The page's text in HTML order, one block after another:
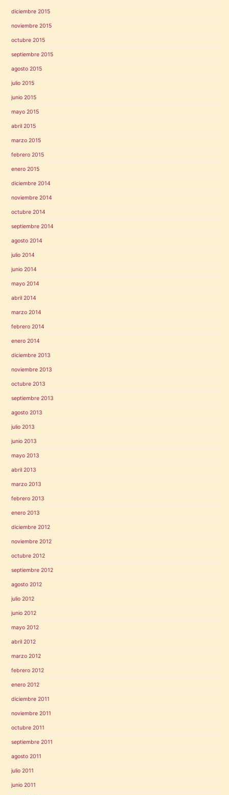
diciembre 2015
noviembre 2015
octubre 2015
septiembre 2015
agosto 2015
julio 2015
junio 2015
mayo 2015
abril 2015
marzo 2015
febrero 2015
enero 2015
diciembre 2014
noviembre 2014
octubre 2014
septiembre 2014
agosto 2014
julio 2014
junio 2014
mayo 2014
abril 2014
marzo 2014
febrero 2014
enero 2014
diciembre 2013
noviembre 2013
octubre 2013
septiembre 2013
agosto 2013
julio 2013
junio 2013
mayo 2013
abril 2013
marzo 2013
febrero 2013
enero 2013
diciembre 2012
noviembre 2012
octubre 2012
septiembre 2012
agosto 2012
julio 2012
junio 2012
mayo 2012
abril 2012
marzo 2012
febrero 2012
enero 2012
diciembre 2011
noviembre 2011
octubre 2011
septiembre 2011
agosto 2011
julio 2011
junio 2011